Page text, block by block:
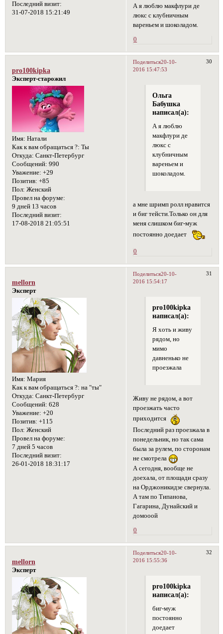
Последний визит:
31-07-2018 15:21:49
А я люблю макфлури де
люкс с клубничным
вареньем и шоколадом.
0
Поделиться 30
20-10-
2016 15:47:53
pro100kipka
Эксперт-старожил
Имя: Натали
Как к вам обращаться ?: Ты
Откуда: Санкт-Петербург
Сообщений: 990
Уважение: +29
Позитив: +85
Пол: Женский
Провел на форуме:
9 дней 13 часов
Последний визит:
17-08-2018 21:05:51
Ольга
Бабушка
написал(а):
А я люблю
макфлури де
люкс с
клубничным
вареньем и
шоколадом.
а мне шримп ролл нравится
и биг тейсти.Только он для
меня слишком биг-муж
постоянно доедает
0
Поделиться 31
20-10-
2016 15:54:17
mellorn
Эксперт
Имя: Мария
Как к вам обращаться ?: на "ты"
Откуда: Санкт-Петербург
Сообщений: 628
Уважение: +20
Позитив: +115
Пол: Женский
Провел на форуме:
7 дней 5 часов
Последний визит:
26-01-2018 18:31:17
pro100kipka
написал(а):
Я хоть и живу
рядом, но
мимо
давненько не
проезжала
Живу не рядом, а вот
проезжать часто
приходится
Последний раз проезжала в
понедельник, но так сама
была за рулем, по сторонам
не смотрела
А сегодня, вообще не
доехала, от площади сразу
на Орджоникидзе свернула.
А там по Типанова,
Гагарина, Дунайский и
домооой
0
Поделиться 32
20-10-
2016 15:55:36
mellorn
Эксперт
pro100kipka
написал(а):
биг-муж
постоянно
доедает